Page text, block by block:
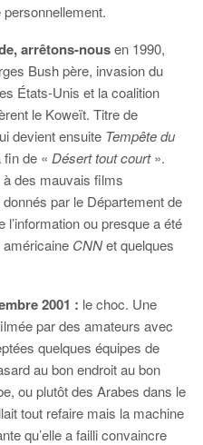
personnellement.
arrêtons-nousen 1990,
Bush père, invasion du
États-Unis et la coalition
le Koweït. Titre de
devient ensuite Tempête du
fin de « Désert tout court».
des mauvais films
par le Département de
ou presque a été
CNNet quelques
2001 : le choc. Une
par des amateurs avec
quelques équipes de
au bon endroit au bon
ou plutôt des Arabes dans le
tout refaire mais la machine
qu’elle a failli convaincre